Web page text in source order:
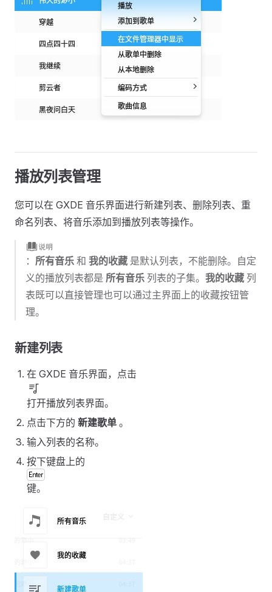
播放列表管理
您可以在 GXDE 音乐界面进行新建列表、删除列表、重
命名列表、将音乐添加到播放列表等操作。
： 所有音乐 和 我的收藏 是默认列表，不能删除。自定
义的播放列表都是 所有音乐 列表的子集。 我的收藏 列
表既可以直接管理也可以通过主界面上的收藏按钮管
理。
新建列表
在 GXDE 音乐界面，点击
打开播放列表界面。
点击下方的 新建歌单 。
输入列表的名称。
按下键盘上的
键。